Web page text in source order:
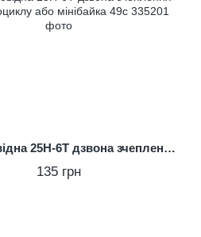
Зірка провідна 25H-6T дзвона зчеплення мініквадроциклу або мінібайка 49с
135 грн